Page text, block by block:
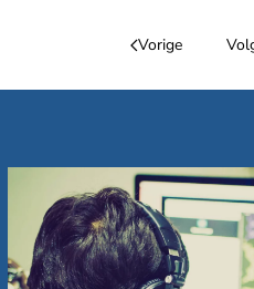
Vorige